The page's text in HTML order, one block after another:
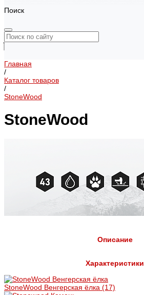
Поиск
Главная
/
Каталог товаров
/
StoneWood
StoneWood
Описание
Характеристики
StoneWood Венгерская ёлка (17)